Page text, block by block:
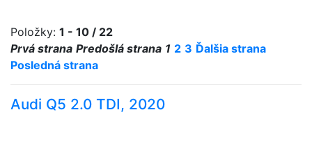
Položky: 1 - 10 / 22
Prvá strana Predošlá strana 1 2 3 Ďalšia strana
Posledná strana
Audi Q5 2.0 TDI, 2020